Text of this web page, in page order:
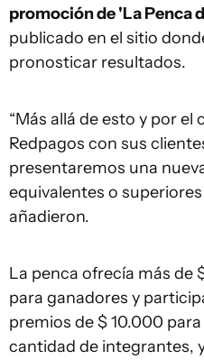
promoción de 'La Penca
publicado en el sitio
pronosticar resultados.
“Más allá de esto y por
Redpagos con sus
presentaremos una
equivalentes o
añadieron.
La penca ofrecía más de
para ganadores y
premios de $ 10.000
cantidad de integrantes,